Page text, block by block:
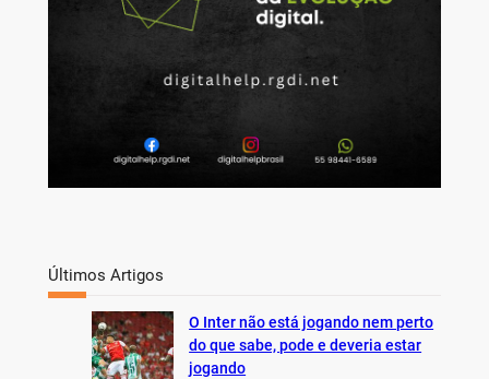
Últimos Artigos
O Inter não está jogando nem perto
do que sabe, pode e deveria estar
jogando